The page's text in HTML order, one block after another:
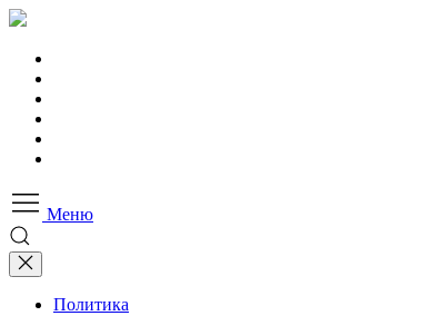
Меню
Политика